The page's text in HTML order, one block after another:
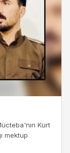
Kürt
mektup